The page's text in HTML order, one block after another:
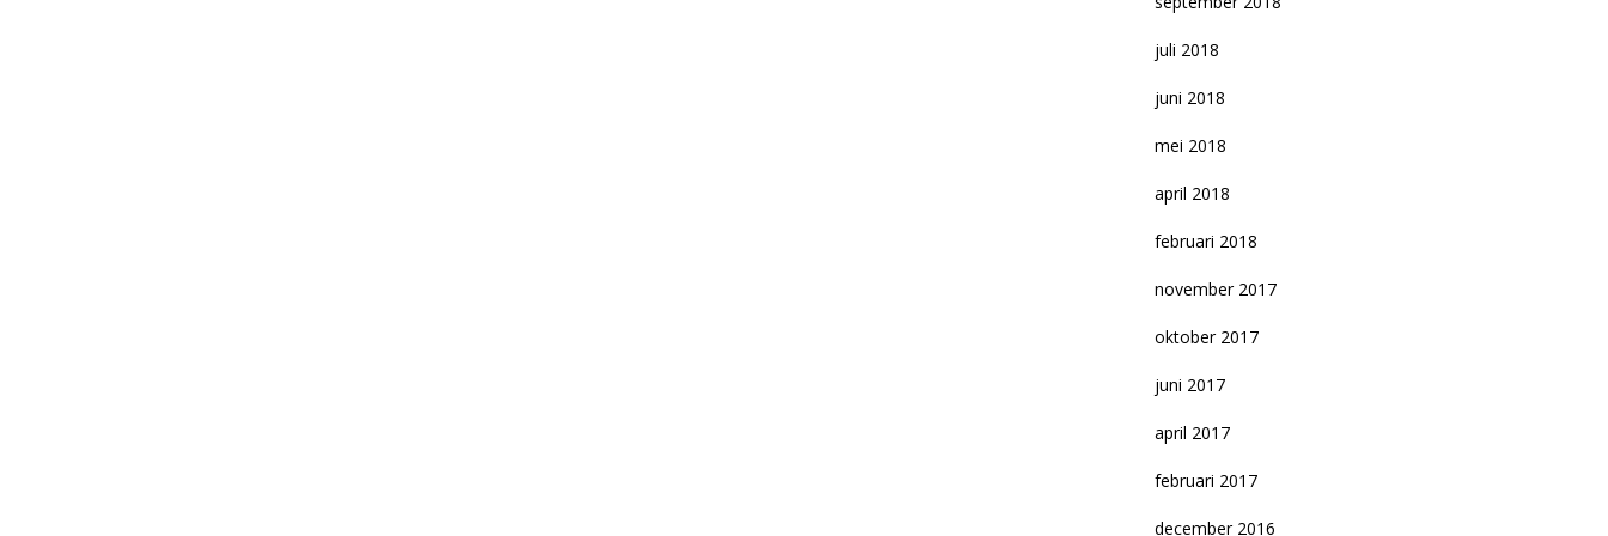
juli 2018
juni 2018
mei 2018
april 2018
februari 2018
november 2017
oktober 2017
juni 2017
april 2017
februari 2017
december 2016